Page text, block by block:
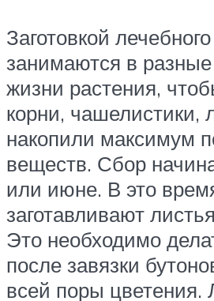
Заготовкой
занимаются в
жизни растения,
корни, чашелистики,
накопили максимум
веществ. Сбор
или июне. В это
заготавливают
Это необходимо
после завязки
всей поры цветения.